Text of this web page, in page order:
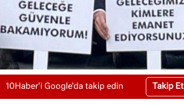
10Haber'i Google'da takip edin Takip Et